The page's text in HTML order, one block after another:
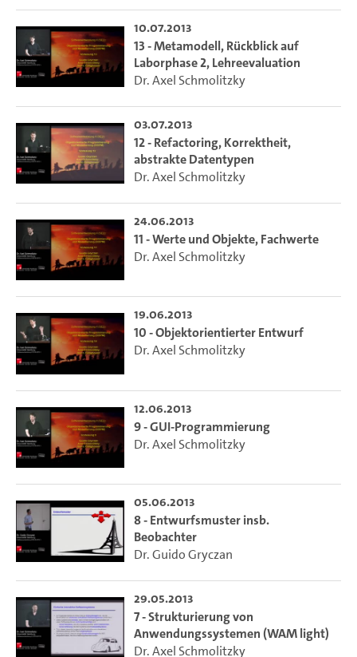
10.07.2013
13 - Metamodell, Rückblick auf
Laborphase 2, Lehreevaluation
Dr. Axel Schmolitzky
03.07.2013
12 - Refactoring, Korrektheit,
abstrakte Datentypen
Dr. Axel Schmolitzky
24.06.2013
11 - Werte und Objekte, Fachwerte
Dr. Axel Schmolitzky
19.06.2013
10 - Objektorientierter Entwurf
Dr. Axel Schmolitzky
12.06.2013
9 - GUI-Programmierung
Dr. Axel Schmolitzky
05.06.2013
8 - Entwurfsmuster insb.
Beobachter
Dr. Guido Gryczan
29.05.2013
7 - Strukturierung von
Anwendungssystemen (WAM light)
Dr. Axel Schmolitzky